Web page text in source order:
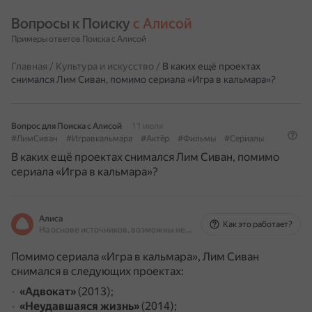
Вопросы к Поиску с Алисой
Примеры ответов Поиска с Алисой
Главная / Культура и искусство / В каких ещё проектах
снимался Лим Сиван, помимо сериала «Игра в кальмара»?
Вопрос для Поиска с Алисой
11 июля
#ЛимСиван
#Игравкальмара #Актёр #Фильмы #Сериалы
В каких ещё проектах снимался Лим Сиван, помимо
сериала «Игра в кальмара»?
Алиса
На основе источников, возможны неточности
Как это работает?
Помимо сериала «Игра в кальмара», Лим Сиван
снимался в следующих проектах:
«Адвокат» (2013);
«Неудавшаяся жизнь» (2014);